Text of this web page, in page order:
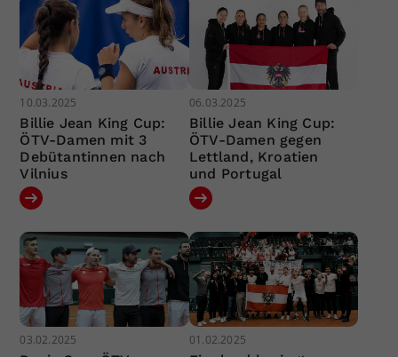
10.03.2025
Billie Jean King Cup:
ÖTV-Damen mit 3
Debütantinnen nach
Vilnius
06.03.2025
Billie Jean King Cup:
ÖTV-Damen gegen
Lettland, Kroatien
und Portugal
03.02.2025 01.02.2025